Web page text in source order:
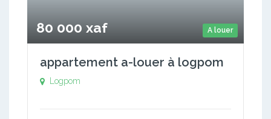
A louer
80 000 xaf
appartement a-louer à logpom
Logpom